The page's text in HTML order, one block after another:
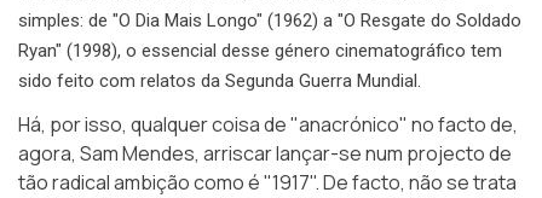
simples: de "O Dia Mais Longo" (1962) a "O Resgate do Soldado
Ryan" (1998), o essencial desse género cinematográfico tem
sido feito com relatos da Segunda Guerra Mundial.
Há, por isso, qualquer coisa de "anacrónico" no facto de,
agora, Sam Mendes, arriscar lançar-se num projecto de
tão radical ambição como é"1917". De facto, não se trata